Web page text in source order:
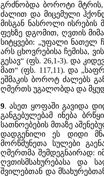
გრძნობდა ბოროტი მტრის,
ძალით და მიცემული
მისგან ნასროლი
ფეხზე დგომით, ღვთის
სიტყვები: „უფალი ნათელ
არს ცხოვრებისა ჩემისა,
გესავ“ (ფს. 26,1-3). და
მათ“ (ფს. 117,11). და
ეშმაკის ბოროტ ძალებს
ღმერთს უგალობდა და
9. ასეთ ყოფაში გავიდა
განგებულებამ ინება
სათნოებების მთაზე
დადგენილი ეს დიდი
მორწმუნეთა სულები
ღმერთმა შემდეგნაირად:
ღვთისმსახურებასა და
შვილებთან და